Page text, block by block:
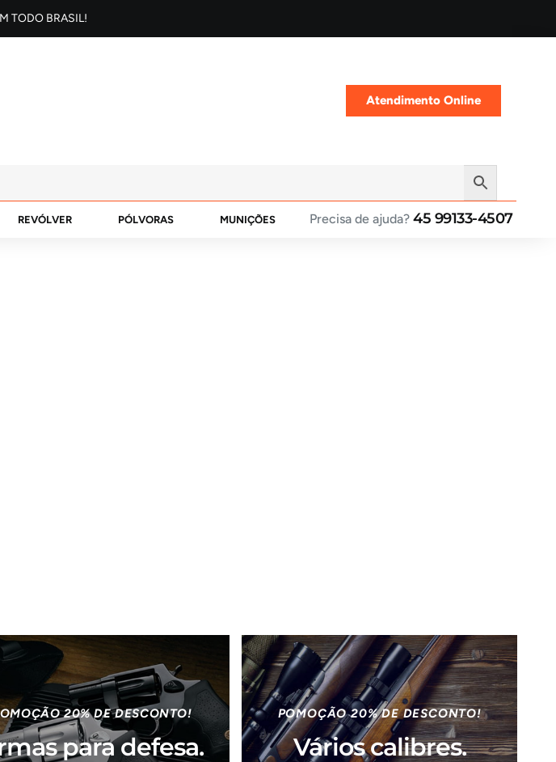
TODO BRASIL!
Atendimento Online
REVÓLVER PÓLVORAS MUNIÇÕES Precisa de ajuda? 45 99133-4507
20% DE DESCONTO!
para defesa.
POMOÇÃO 20% DE DESCONTO!
Vários calibres.